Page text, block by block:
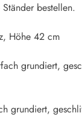
bestellen.
Höhe 42 cm
grundiert,
grundiert,